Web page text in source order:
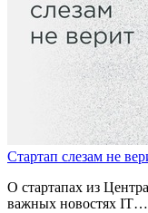
Стартап слезам не
О стартапах из
важных новостях